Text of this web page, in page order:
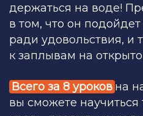
держаться на воде!
в том, что он
ради удовольствия, и
к заплывам на
Всего за 8 уроков на
вы сможете научиться